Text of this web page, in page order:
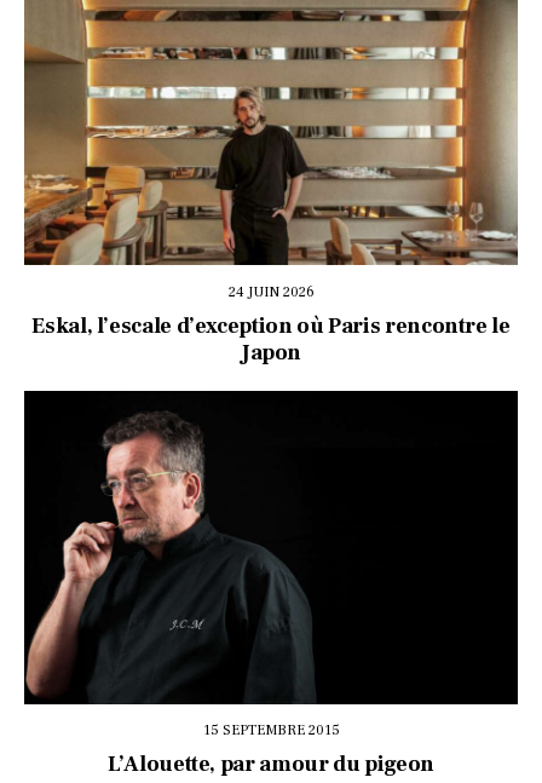
24 JUIN 2026
Eskal, l’escale d’exception où Paris rencontre le
Japon
15 SEPTEMBRE 2015
L’Alouette, par amour du pigeon